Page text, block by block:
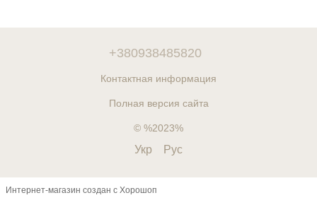
+380938485820
Контактная информация
Полная версия сайта
© %2023%
Укр Рус
Интернет-магазин создан с Хорошоп